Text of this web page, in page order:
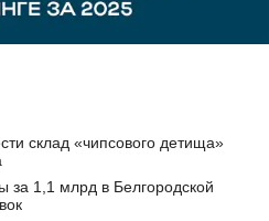
склад «чипсового детища»
за 1,1 млрд в Белгородской